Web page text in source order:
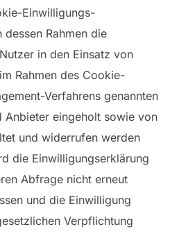
Einwilligungs-
dessen Rahmen die
in den Einsatz von
Rahmen des Cookie-
Verfahrens genannten
Anbieter eingeholt sowie von
und widerrufen werden
die Einwilligungserklärung
Abfrage nicht erneut
und die Einwilligung
Verpflichtung